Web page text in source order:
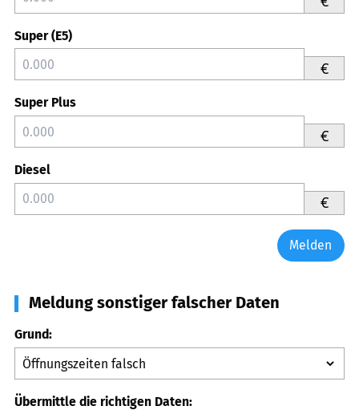
Super (E5)
€
Super Plus
€
Diesel
€
Melden
Meldung sonstiger falscher Daten
Grund:
Übermittle die richtigen Daten: